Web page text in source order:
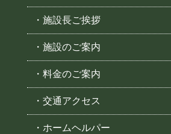
・施設長ご挨拶
・施設のご案内
・料金のご案内
・交通アクセス
・ホームヘルパー